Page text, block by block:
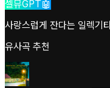
셀뮤GPT🤖
사랑스럽게 잔다는 일렉기
유사곡 추천